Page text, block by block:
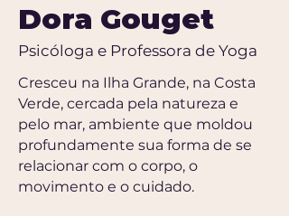
Dora Gouget
Psicóloga e Professora de Yoga
Cresceu na Ilha Grande, na Costa
Verde, cercada pela natureza e
pelo mar, ambiente que moldou
profundamente sua forma de se
relacionar com o corpo, o
movimento e o cuidado.